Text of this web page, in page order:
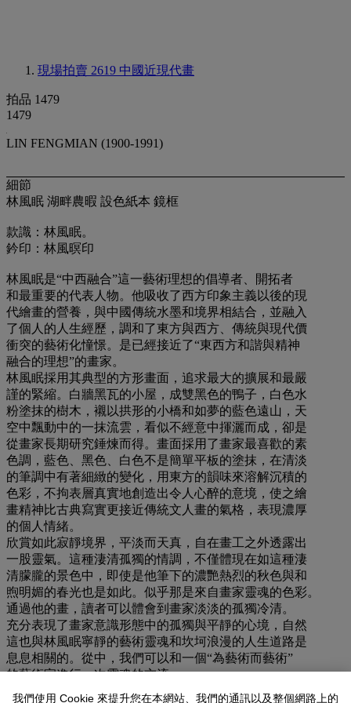
現場拍賣 2619 中國近現代畫
拍品 1479
1479
LIN FENGMIAN (1900-1991)
細節
林風眠 湖畔農暇 設色紙本 鏡框
款識：林風眠。
鈐印：林風暝印
林風眠是“中西融合”這一藝術理想的倡導者、開拓者
和最重要的代表人物。他吸收了西方印象主義以後的現
代繪畫的營養，與中國傳統水墨和境界相結合，並融入
了個人的人生經歷，調和了東方與西方、傳統與現代價
衝突的藝術化憧憬。是已經接近了“東西方和諧與精神
融合的理想”的畫家。
林風眠採用其典型的方形畫面，追求最大的擴展和最嚴
謹的緊縮。白牆黑瓦的小屋，成雙黑色的鴨子，白色水
粉塗抹的樹木，襯以拱形的小橋和如夢的藍色遠山，天
空中飄動中的一抹流雲，看似不經意中揮灑而成，卻是
從畫家長期研究錘煉而得。畫面採用了畫家最喜歡的素
色調，藍色、黑色、白色不是簡單平板的塗抹，在清淡
的筆調中有著細緻的變化，用東方的韻味來溶解沉積的
色彩，不拘表層真實地創造出令人心醉的意境，使之繪
畫精神比古典寫實更接近傳統文人畫的氣格，表現濃厚
的個人情緒。
欣賞如此寂靜境界，平淡而天真，自在畫工之外透露出
一股靈氣。這種淒清孤獨的情調，不僅體現在如這種淒
清朦朧的景色中，即使是他筆下的濃艷熱烈的秋色與和
煦明媚的春光也是如此。似乎那是來自畫家靈魂的色彩。
通過他的畫，讀者可以體會到畫家淡淡的孤獨冷清。
充分表現了畫家意識形態中的孤獨與平靜的心境，自然
這也與林風眠寧靜的藝術靈魂和坎坷浪漫的人生道路是
息息相關的。從中，我們可以和一個“為藝術而藝術”
的藝術家進行一次靈魂的交流。
拍場告示
我們使用 Cookie 來提升您在本網站、我們的通訊以及整個網路上的